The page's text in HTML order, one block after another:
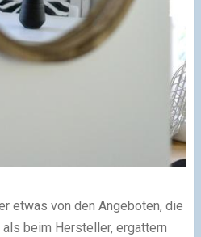
etwas von den Angeboten, die
beim Hersteller, ergattern